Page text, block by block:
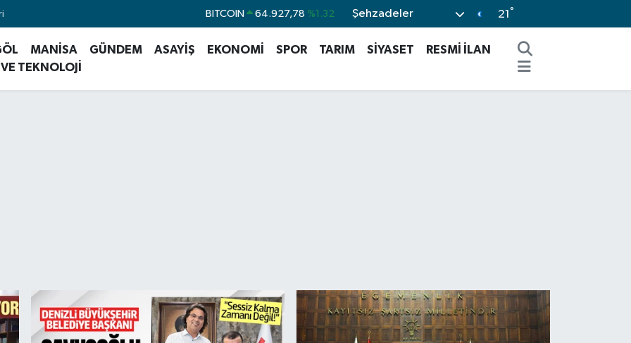
DOLAR 47,5894 %0.08
GRAM ALTIN 6527.85 %0.54
Şehzadeler 21 °
MANİSA GÜNDEM ASAYİŞ EKONOMİ SPOR TARIM SİYASET
RESMİ İLAN
TEKNOLOJİ